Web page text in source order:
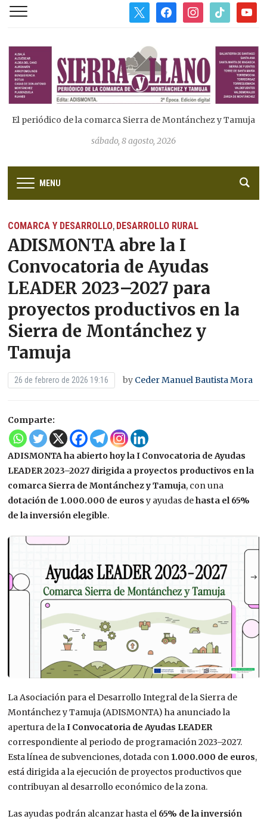
facebookinstagram
tiktok
El periódico de la comarca Sierra de Montánchez y Tamuja
sábado, 8 agosto, 2026
MENU
COMARCA Y DESARROLLO, DESARROLLO RURAL
ADISMONTA abre la I
Convocatoria de Ayudas
LEADER 2023–2027 para
proyectos productivos en la
Sierra de Montánchez y
Tamuja
26 de febrero de 2026 19:16 by Ceder Manuel Bautista Mora
Comparte:
ADISMONTA ha abierto hoy la I Convocatoria de Ayudas
LEADER 2023–2027 dirigida a proyectos productivos en la
comarca Sierra de Montánchez y Tamuja, con una
dotación de 1.000.000 de eurosy ayudas dehasta el 65%
de la inversión elegible.
La Asociación para el Desarrollo Integral de la Sierra de
Montánchez y Tamuja (ADISMONTA) ha anunciado la
apertura de laI Convocatoria de Ayudas LEADER
correspondiente al periodo de programación 2023–2027.
Esta línea de subvenciones, dotada con 1.000.000 de euros,
está dirigida a la ejecución de proyectos productivos que
contribuyan al desarrollo económico de la zona.
Las ayudas podrán alcanzar hasta el 65% de la inversión